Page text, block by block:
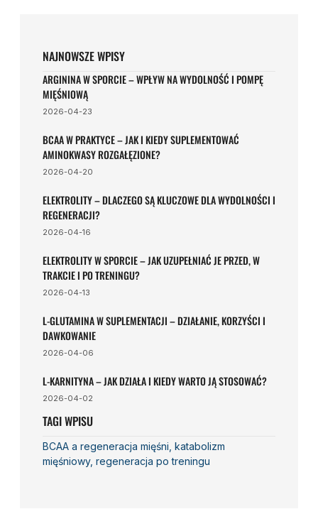
NAJNOWSZE WPISY
ARGININA W SPORCIE – WPŁYW NA WYDOLNOŚĆ I POMPĘ
MIĘŚNIOWĄ
2026-04-23
BCAA W PRAKTYCE – JAK I KIEDY SUPLEMENTOWAĆ
AMINOKWASY ROZGAŁĘZIONE?
2026-04-20
ELEKTROLITY – DLACZEGO SĄ KLUCZOWE DLA WYDOLNOŚCI I
REGENERACJI?
2026-04-16
ELEKTROLITY W SPORCIE – JAK UZUPEŁNIAĆ JE PRZED, W
TRAKCIE I PO TRENINGU?
2026-04-13
L-GLUTAMINA W SUPLEMENTACJI – DZIAŁANIE, KORZYŚCI I
DAWKOWANIE
2026-04-06
L-KARNITYNA – JAK DZIAŁA I KIEDY WARTO JĄ STOSOWAĆ?
2026-04-02
TAGI WPISU
BCAA a regeneracja mięśni katabolizm
mięśniowy, regeneracja po treningu